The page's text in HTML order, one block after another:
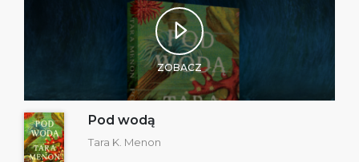
ZOBACZ
Pod wodą
Tara K. Menon